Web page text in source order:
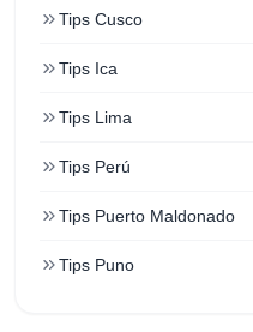
Tips Cusco
Tips Ica
Tips Lima
Tips Perú
Tips Puerto Maldonado
Tips Puno